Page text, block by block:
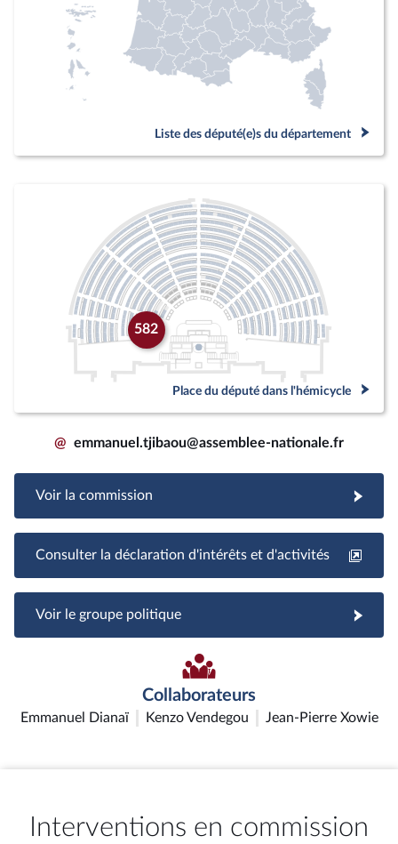
Liste des député(e)s du département
582
Place du député dans l'hémicycle
@ emmanuel.tjibaou@assemblee-nationale.fr
Voir la commission
Consulter la déclaration d'intérêts et d'activités
Voir le groupe politique
Collaborateurs
Emmanuel Dianaï Kenzo Vendegou Jean-Pierre Xowie
Interventions en commission